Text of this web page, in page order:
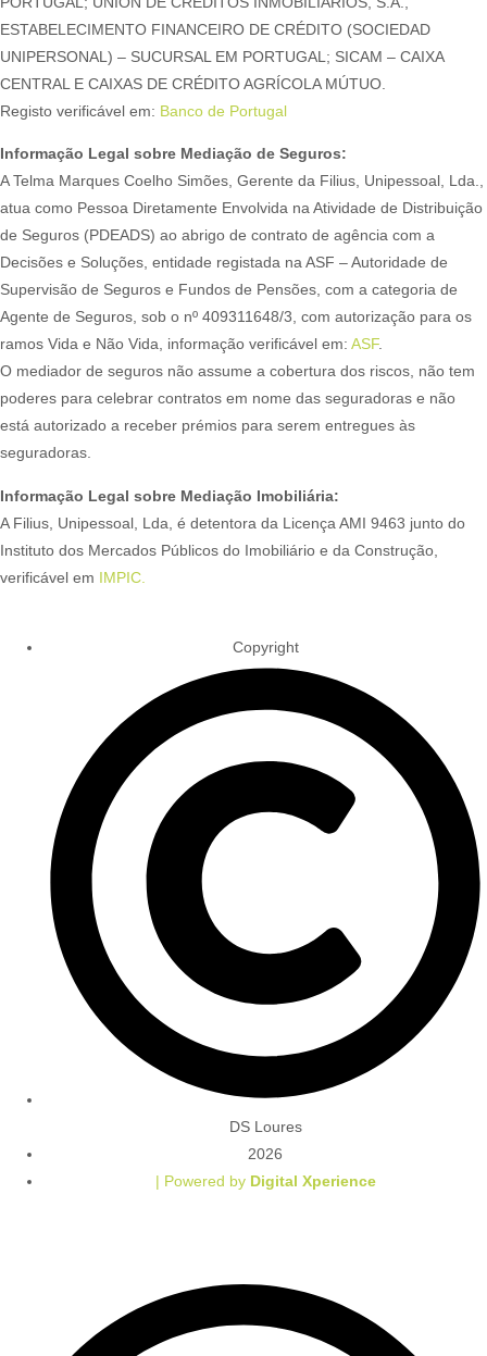
ESTABELECIMENTO FINANCEIRO DE CRÉDITO (SOCIEDAD
UNIPERSONAL) – SUCURSAL EM PORTUGAL; SICAM – CAIXA
CENTRAL E CAIXAS DE CRÉDITO AGRÍCOLA MÚTUO.
Registo verificável em: Banco de Portugal
Informação Legal sobre Mediação de Seguros:
A Telma Marques Coelho Simões, Gerente da Filius, Unipessoal, Lda.,
atua como Pessoa Diretamente Envolvida na Atividade de Distribuição
de Seguros (PDEADS) ao abrigo de contrato de agência com a
Decisões e Soluções, entidade registada na ASF – Autoridade de
Supervisão de Seguros e Fundos de Pensões, com a categoria de
Agente de Seguros, sob o nº 409311648/3, com autorização para os
ramos Vida e Não Vida, informação verificável em: ASF.
O mediador de seguros não assume a cobertura dos riscos, não tem
poderes para celebrar contratos em nome das seguradoras e não
está autorizado a receber prémios para serem entregues às
seguradoras.
Informação Legal sobre Mediação Imobiliária:
A Filius, Unipessoal, Lda, é detentora da Licença AMI 9463 junto do
Instituto dos Mercados Públicos do Imobiliário e da Construção,
verificável em IMPIC.
Copyright
DS Loures
2026
| Powered by Digital Xperience